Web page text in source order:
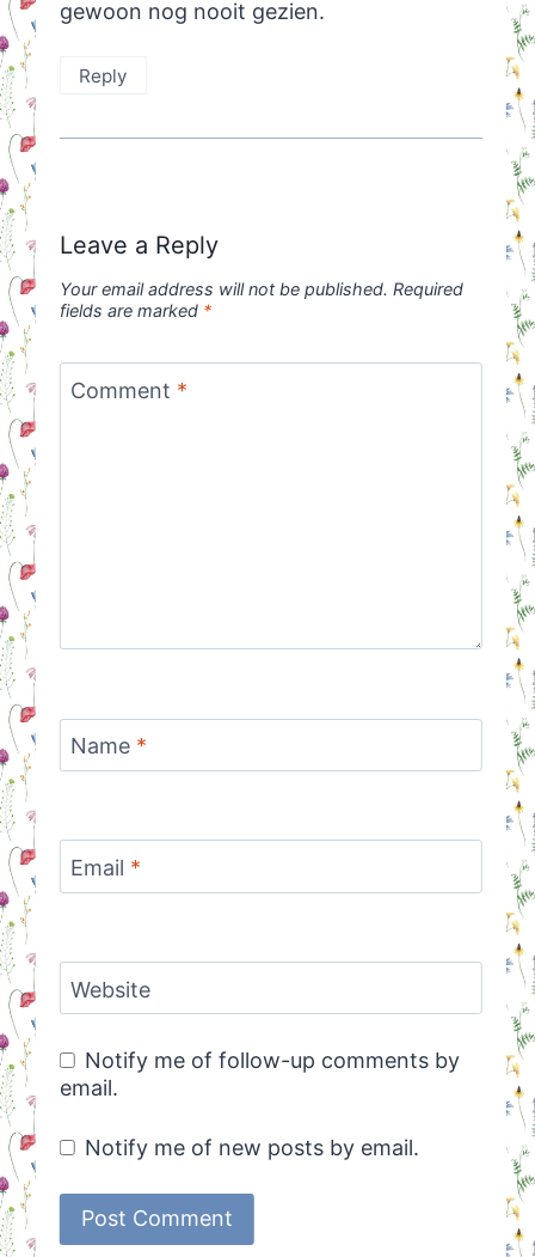
gewoon nog nooit gezien.
Reply
Leave a Reply
Your email address will not be published. Required
fields are marked *
Comment *
Name *
Email *
Website
Notify me of follow-up comments by
email.
Notify me of new posts by email.